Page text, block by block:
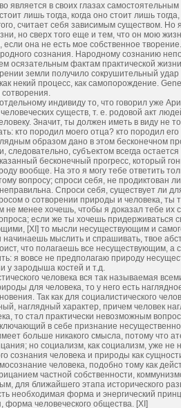
является в своих глазах
лишь тогда, когда оно стоит лишь
считает себя зависимым существом. Но
но сверх того еще и тем, что он мою
если она не есть мое собственное
сознания. Народному сознанию
осязательным фактам практической
земли получило сокрушительный
некий процесс, как самопорождение.
отдельному индивиду то, что говорил уже
существ, т. е. родовой акт
Значит, ты должен иметь в виду не
кто породил моего отца? кто породил
образом дано в этом бесконечном
следовательно, субъектом всегда
бесконечный прогресс, который
вообще. На это я могу тебе ответить
вопросу; спроси себя, не продиктован
Спроси себя, существует ли
о сотворении природы и человека,
менее хочешь, чтобы я доказал тебе их
если же ты хочешь придерживаться
[XI] то мысли несуществующим и
начинаешь мыслить и спрашивать, твое
что полагаешь все несуществующим, а
я вовсе не предполагаю природу
у зародыша костей и т.д.
человека вся так называемая
для человека, то у него есть
Так как для социалистического
наглядный характер, причем человек
то стал практически невозможным
в себе признание
больше никакого смысла, потому что
но социализм, как социализм, уже
сознания человека и природы как
человека, подобно тому как
частной собственности,
для ближайшего этапа исторического
необходимая форма и энергический
форма человеческого общества. [XI]